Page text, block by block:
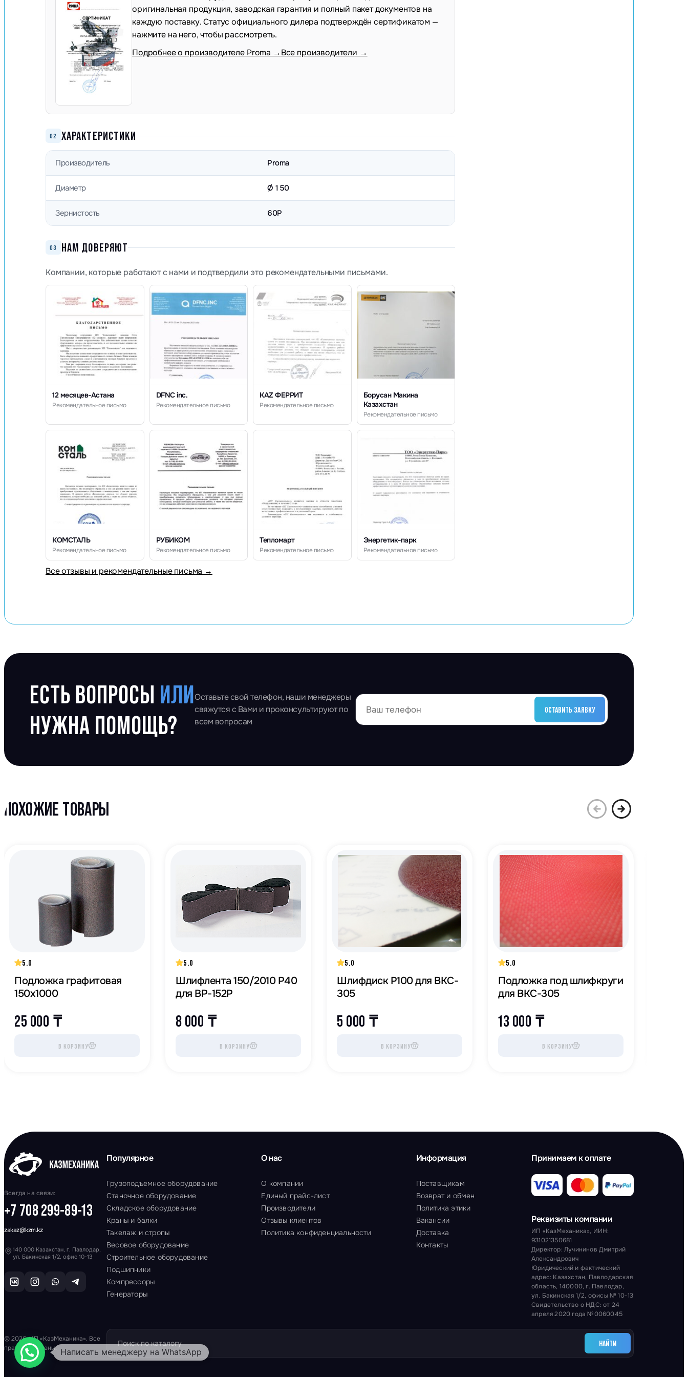
оригинальная продукция, заводская гарантия и полный пакет документов на
каждую поставку. Статус официального дилера подтверждён сертификатом —
нажмите на него, чтобы рассмотреть.
Подробнее о производителе Proma →Все производители →
02 ХАРАКТЕРИСТИКИ
Производитель Proma
Диаметр Ø 150
Зернистость 60P
03 НАМ ДОВЕРЯЮТ
Компании, которые работают с нами и подтвердили это рекомендательными письмами.
12 месяцев-Астана
Рекомендательное письмо
DFNC inc.
Рекомендательное письмо
KAZ ФЕРРИТ
Рекомендательное письмо
Борусан Макина
Казахстан
Рекомендательное письмо
КОМСТАЛЬ
Рекомендательное письмо
РУБИКОМ
Рекомендательное письмо
Тепломарт
Рекомендательное письмо
Энергетик-парк
Рекомендательное письмо
Все отзывы и рекомендательные письма →
ЕСТЬ ВОПРОСЫ ИЛИ
НУЖНА ПОМОЩЬ?
Оставьте свой телефон, наши менеджеры
свяжутся с Вами и проконсультируют по
всем вопросам
ОСТАВИТЬ ЗАЯВКУ
ПОХОЖИЕ ТОВАРЫ
5.0
Подложка графитовая
150х1000
25 000 ₸
В КОРЗИНУ
5.0
Шлифлента 150/2010 Р40
для BP-152P
8 000 ₸
В КОРЗИНУ
5.0
Шлифдиск Р100 для BKC-
305
5 000 ₸
В КОРЗИНУ
5.0
Подложка под шлифкруги
для BKC-305
13 000 ₸
В КОРЗИНУ
Всегда на связи:
+7 708 299-89-13
zakaz@kzm.kz
140 000 Казахстан, г. Павлодар,
ул. Бакинская 1/2, офис 10-13
Популярное
Грузоподъемное оборудование
Станочное оборудование
Складское оборудование
Краны и балки
Такелаж и стропы
Весовое оборудование
Строительное оборудование
Подшипники
Компрессоры
Генераторы
О нас
О компании
Единый прайс-лист
Производители
Отзывы клиентов
Политика конфиденциальности
Информация
Поставщикам
Возврат и обмен
Политика этики
Вакансии
Доставка
Контакты
Принимаем к оплате
Реквизиты компании
ИП «КазМеханика», ИИН:
931021350681
Директор: Лучининов Дмитрий
Александрович
Юридический и фактический
адрес: Казахстан, Павлодарская
область, 140000, г. Павлодар,
ул. Бакинская 1/2, офисы № 10-13
Свидетельство о НДС: от 24
апреля 2020 года №0060045
© 2026. ИП «КазМеханика». Все
права защищены.
НАЙТИ